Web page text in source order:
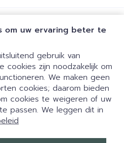
om uw ervaring beter te
gebruik van
cookies zijn noodzakelijk om
We maken geen
cookies; daarom bieden
cookies te weigeren of uw
passen. We leggen dit in